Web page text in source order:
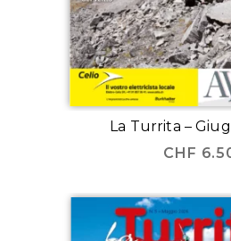
La Turrita –
CHF